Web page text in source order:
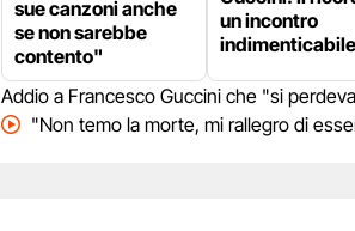
sue canzoni anche
se non sarebbe
contento"
un incontro
indimenticabile
Addio a Francesco Guccini che "si
"Non temo la morte, mi rallegro di